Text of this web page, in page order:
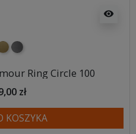
visibility
szczotkowany
szczotkowany
tytan szczotkowany
Ring Circle 100
zł
KOSZYKA